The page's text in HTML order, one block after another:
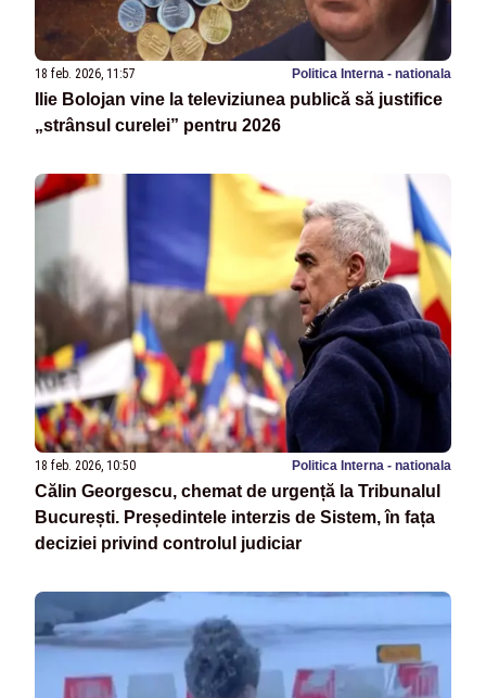
18 feb. 2026, 11:57 Politica Interna - nationala
Ilie Bolojan vine la televiziunea publică să justifice
„strânsul curelei” pentru 2026
18 feb. 2026, 10:50 Politica Interna - nationala
Călin Georgescu, chemat de urgență la Tribunalul
București. Președintele interzis de Sistem, în fața
deciziei privind controlul judiciar